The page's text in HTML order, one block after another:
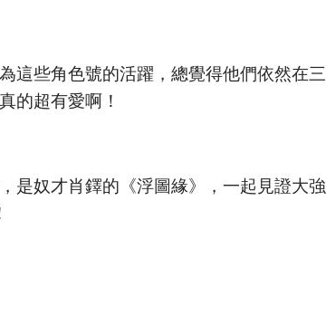
這些角色號的活躍，總覺得他們依然在三
的超有愛啊！
是奴才肖鐸的《浮圖緣》，一起見證大強